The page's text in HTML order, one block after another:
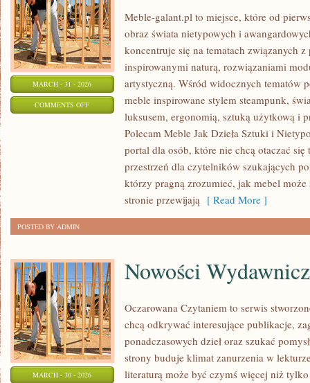
MARCH - 31 - 2026
COMMENTS OFFON
NIETYPOWE
EKSTRAWAGANCKIE
Meble-galant.pl to miejsce, które od
obraz świata nietypowych i
koncentruje się na tematach związanych
inspirowanymi naturą, rozwiązaniami
artystyczną. Wśród widocznych tematów
meble inspirowane stylem steampunk,
luksusem, ergonomią, sztuką użytkową i
Polecam Meble Jak Dzieła Sztuki i
portal dla osób, które nie chcą otaczać
przestrzeń dla czytelników szukających
którzy pragną zrozumieć, jak mebel
stronie przewijają [ Read More ]
POSTED BY ADMIN
MARCH - 30 - 2026
Nowości
Oczarowana Czytaniem to serwis
chcą odkrywać interesujące publikacje,
ponadczasowych dzieł oraz szukać
strony buduje klimat zanurzenia w
literaturą może być czymś więcej niż